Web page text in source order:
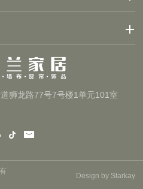
狮龙路77号7号楼1单元101室
Design by Starkay